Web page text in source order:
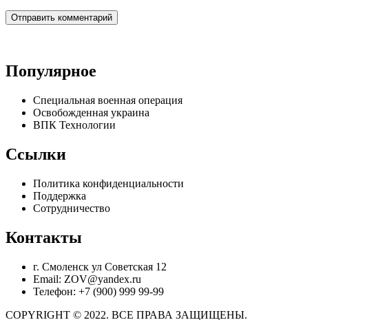
Популярное
Специальная военная операция
Освобожденная украина
ВПК Технологии
Ссылки
Политика конфиденциальности
Поддержка
Сотрудничество
Контакты
г. Смоленск ул Советская 12
Email: ZOV@yandex.ru
Телефон: +7 (900) 999 99-99
COPYRIGHT © 2022. ВСЕ ПРАВА ЗАЩИЩЕНЫ.